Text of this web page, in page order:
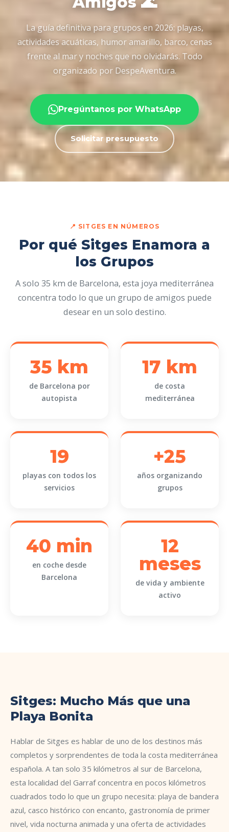
La guía definitiva para grupos en 2026: playas,
actividades acuáticas, humor amarillo, barco, cenas
frente al mar y noches que no olvidarás. Todo
organizado por DespeAventura.
Pregúntanos por WhatsApp
Solicitar presupuesto
📍 SITGES EN NÚMEROS
Por qué Sitges Enamora a
los Grupos
A solo 35 km de Barcelona, esta joya mediterránea
concentra todo lo que un grupo de amigos puede
desear en un solo destino.
35 km
de Barcelona por
autopista
17 km
de costa
mediterránea
19
playas con todos los
servicios
+25
años organizando
grupos
40 min
en coche desde
Barcelona
12
meses
de vida y ambiente
activo
Sitges: Mucho Más que una
Playa Bonita
Hablar de Sitges es hablar de uno de los destinos más
completos y sorprendentes de toda la costa mediterránea
española. A tan solo 35 kilómetros al sur de Barcelona,
esta localidad del Garraf concentra en pocos kilómetros
cuadrados todo lo que un grupo necesita: playa de bandera
azul, casco histórico con encanto, gastronomía de primer
nivel, vida nocturna animada y una oferta de actividades